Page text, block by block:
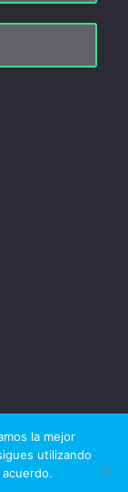
legal -Política de
la mejor
utilizando